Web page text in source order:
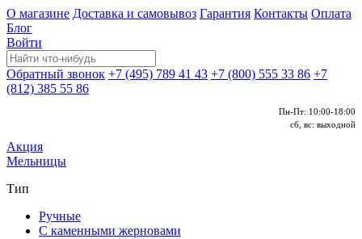
О магазине Доставка и самовывоз Гарантия Контакты Оплата
Блог
Войти
Обратный звонок +7 (495) 789 41 43 +7 (800) 555 33 86 +7
(812) 385 55 86
Пн-Пт: 10:00-18:00
сб, вс: выходной
Акция
Мельницы
Тип
Ручные
С каменными жерновами